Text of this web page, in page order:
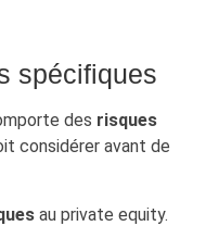
spécifiques
des risques
considérer avant de
au private equity.